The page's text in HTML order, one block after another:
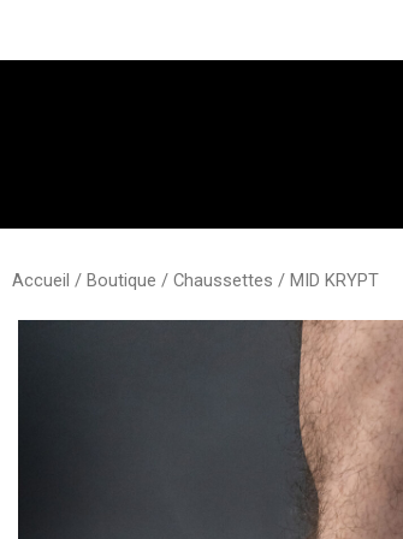
Accueil / Boutique / Chaussettes / MID KRYPT